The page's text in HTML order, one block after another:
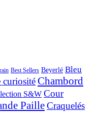
Best Sellers Beyerlé Bleu
curiositéChambord
S&W Cour
PailleCraquelés